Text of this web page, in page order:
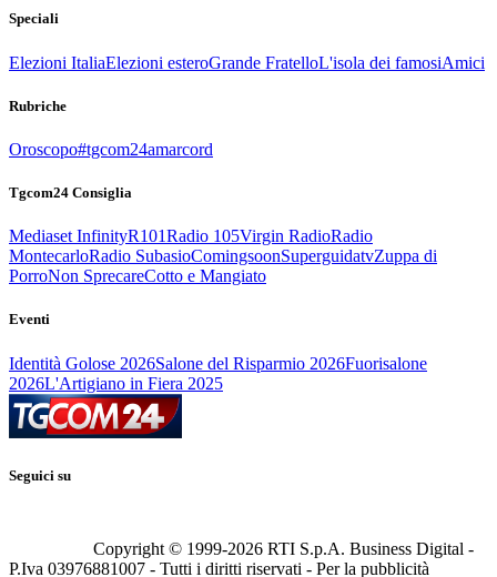
Speciali
Elezioni ItaliaElezioni esteroGrande FratelloL'isola dei famosiAmici
Rubriche
Oroscopo#tgcom24amarcord
Tgcom24 Consiglia
Mediaset InfinityR101Radio 105Virgin RadioRadio
MontecarloRadio SubasioComingsoonSuperguidatvZuppa di
PorroNon SprecareCotto e Mangiato
Eventi
Identità Golose 2026Salone del Risparmio 2026Fuorisalone
2026L'Artigiano in Fiera 2025
Seguici su
Copyright © 1999-2026 RTI S.p.A. Business Digital -
P.Iva 03976881007 - Tutti i diritti riservati - Per la pubblicità